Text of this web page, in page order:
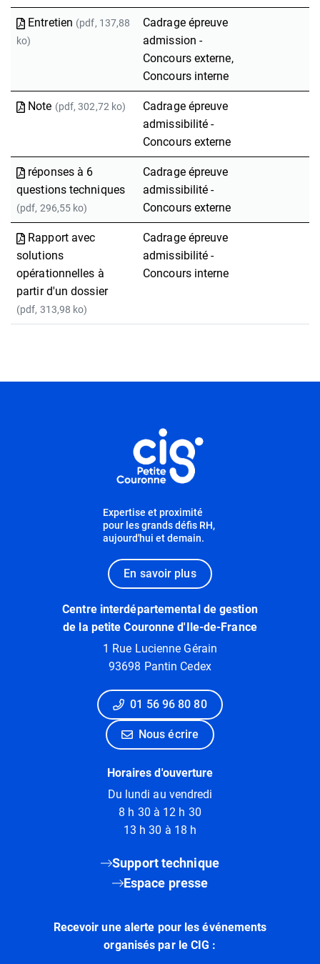
Entretien (pdf, 137,88
ko)
Cadrage épreuve
admission -
Concours externe,
Concours interne
Note (pdf, 302,72 ko)
Cadrage épreuve
admissibilité -
Concours externe
réponses à 6
questions techniques
(pdf, 296,55 ko)
Cadrage épreuve
admissibilité -
Concours externe
Rapport avec
solutions
opérationnelles à
partir d'un dossier
(pdf, 313,98 ko)
Cadrage épreuve
admissibilité -
Concours interne
Expertise et proximité
pour les grands défis RH,
aujourd'hui et demain.
En savoir plus
Centre interdépartemental de gestion
de la petite Couronne d'Ile-de-France
1 Rue Lucienne Gérain
93698 Pantin Cedex
01 56 96 80 80
Nous écrire
Horaires d'ouverture
Du lundi au vendredi
8 h 30 à 12 h 30
13 h 30 à 18 h
Support technique
Espace presse
Recevoir une alerte pour les événements
organisés par le CIG :